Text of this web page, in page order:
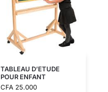
TABLEAU D’ETUDE
POUR ENFANT
CFA25.000